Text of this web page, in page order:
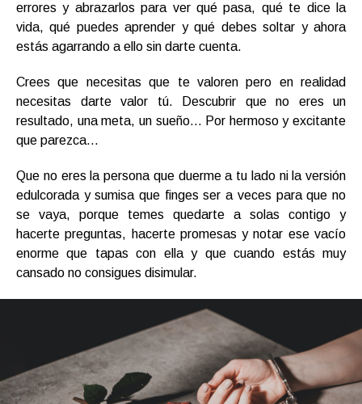
errores y abrazarlos para ver qué pasa, qué te dice la
vida, qué puedes aprender y qué debes soltar y ahora
estás agarrando a ello sin darte cuenta.
Crees que necesitas que te valoren pero en realidad
necesitas darte valor tú. Descubrir que no eres un
resultado, una meta, un sueño… Por hermoso y excitante
que parezca…
Que no eres la persona que duerme a tu lado ni la versión
edulcorada y sumisa que finges ser a veces para que no
se vaya, porque temes quedarte a solas contigo y
hacerte preguntas, hacerte promesas y notar ese vacío
enorme que tapas con ella y que cuando estás muy
cansado no consigues disimular.